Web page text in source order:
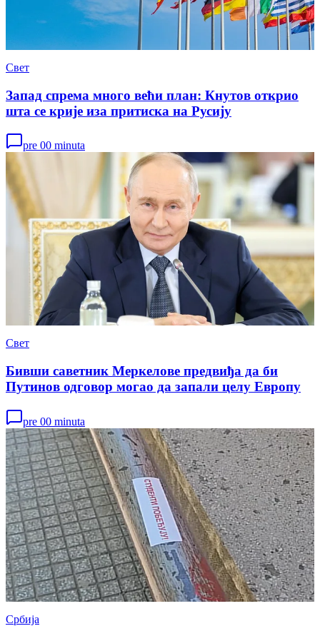
Свет
Запад спрема много већи план: Кнутов открио
шта се крије иза притиска на Русију
pre 00 minuta
Свет
Бивши саветник Меркелове предвиђа да би
Путинов одговор могао да запали целу Европу
pre 00 minuta
Србија